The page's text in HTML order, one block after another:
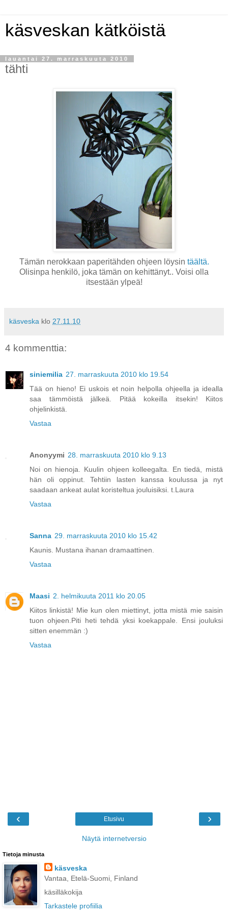
käsveskan kätköistä
lauantai 27. marraskuuta 2010
tähti
Tämän nerokkaan paperitähden ohjeen löysin täältä.
Olisinpa henkilö, joka tämän on kehittänyt.. Voisi olla
itsestään ylpeä!
käsveska klo 27.11.10
4 kommenttia:
siniemilia 27. marraskuuta 2010 klo 19.54
Tää on hieno! Ei uskois et noin helpolla ohjeella ja idealla
saa tämmöistä jälkeä. Pitää kokeilla itsekin! Kiitos
ohjelinkistä.
Vastaa
Anonyymi 28. marraskuuta 2010 klo 9.13
Noi on hienoja. Kuulin ohjeen kolleegalta. En tiedä, mistä
hän oli oppinut. Tehtiin lasten kanssa koulussa ja nyt
saadaan ankeat aulat koristeltua jouluisiksi. t.Laura
Vastaa
Sanna 29. marraskuuta 2010 klo 15.42
Kaunis. Mustana ihanan dramaattinen.
Vastaa
Maasi 2. helmikuuta 2011 klo 20.05
Kiitos linkistä! Mie kun olen miettinyt, jotta mistä mie saisin
tuon ohjeen.Piti heti tehdä yksi koekappale. Ensi jouluksi
sitten enemmän :)
Vastaa
‹ ›
Etusivu
Näytä internetversio
Tietoja minusta
käsveska
Vantaa, Etelä-Suomi, Finland
käsilläkokija
Tarkastele profiilia